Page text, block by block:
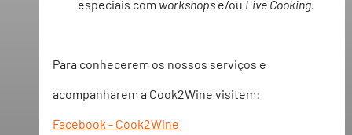
especiais com workshops e/ou Live Cooking.
Para conhecerem os nossos serviços e
acompanharem a Cook2Wine visitem:
Facebook - Cook2Wine